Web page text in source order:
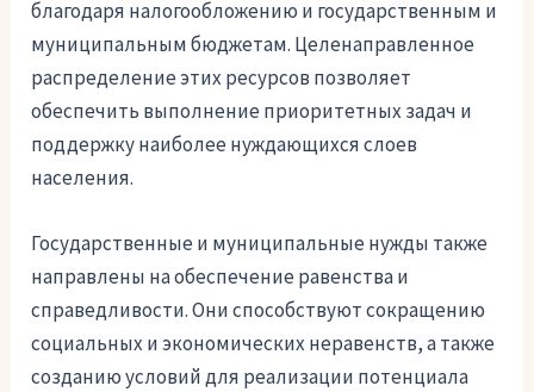
благодаря налогообложению и государственным и
муниципальным бюджетам. Целенаправленное
распределение этих ресурсов позволяет
обеспечить выполнение приоритетных задач и
поддержку наиболее нуждающихся слоев
населения.
Государственные и муниципальные нужды также
направлены на обеспечение равенства и
справедливости. Они способствуют сокращению
социальных и экономических неравенств, а также
созданию условий для реализации потенциала